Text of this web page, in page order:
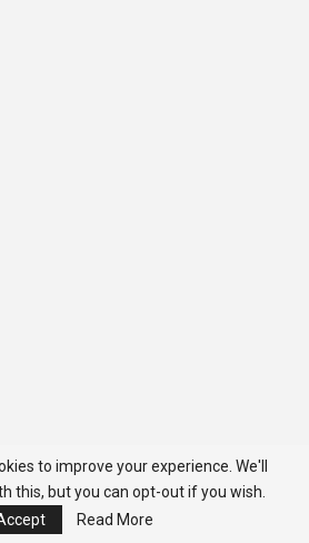
to improve your experience. We'll
this, but you can opt-out if you wish.
Read More